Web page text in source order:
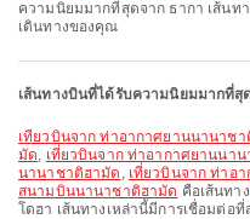
ความนิยมมากที่สุดจาก ธากา เส้นท
เดินทางของคุณ
เส้นทางบินที่ได้รับความนิยมมากที่สุ
เที่ยวบินจาก ท่าอากาศยานนานาชาติกัวลาลัมเปอร์ ไปยัง สนามบินนานาชาติฮา
มัด, เที่ยวบินจาก ท่าอากาศยานนา
นานาชาติฮามัด , เที่ยวบินจาก ท่าอ
สนามบินนานาชาติฮามัด คือเส้นทา
โดฮา เส้นทางเหล่านี้มีการเชื่อมต่อ